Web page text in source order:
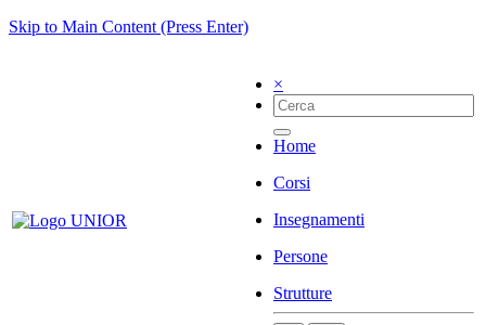
Skip to Main Content (Press Enter)
×
Home
Corsi
Insegnamenti
Persone
Strutture